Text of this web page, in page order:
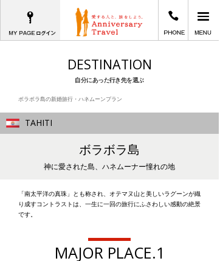
愛する人と、旅をし
DESTINATION
自分にあった行き先を選ぶ
ボラボラ島の新婚旅行・ハネムーンプラン
TAHITI
ボラボラ島
神に愛された島、ハネムーナー憧れの地
「南太平洋の真珠」とも称され、オテマヌ山と美しいラグーンが織
り成すコントラストは、一生に一回の旅行にふさわしい感動の絶景
です。
MAJOR PLACE.1